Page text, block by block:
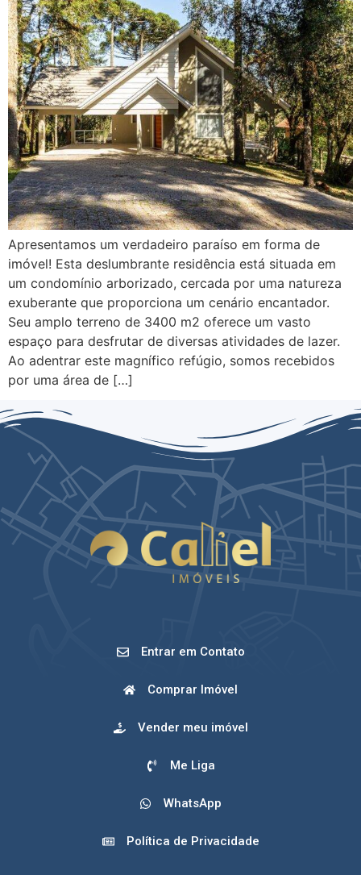
Apresentamos um verdadeiro paraíso em forma de
imóvel! Esta deslumbrante residência está situada em
um condomínio arborizado, cercada por uma natureza
exuberante que proporciona um cenário encantador.
Seu amplo terreno de 3400 m2 oferece um vasto
espaço para desfrutar de diversas atividades de lazer.
Ao adentrar este magnífico refúgio, somos recebidos
por uma área de […]
Entrar em Contato
Comprar Imóvel
Vender meu imóvel
Me Liga
WhatsApp
Política de Privacidade